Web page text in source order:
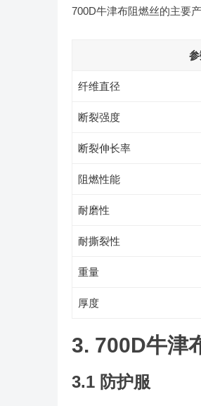
700D牛津布阻燃丝的主要
纤维直径
断裂强度
断裂伸长率
阻燃性能
耐磨性
耐撕裂性
重量
厚度
3. 700D牛津
3.1 防护服